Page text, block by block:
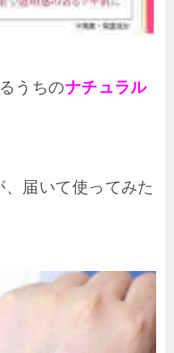
うちのナチュラル
届いて使ってみた